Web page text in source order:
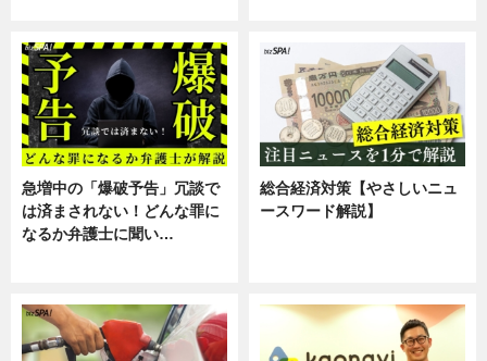
急増中の「爆破予告」冗談で
は済まされない！どんな罪に
なるか弁護士に聞い…
総合経済対策【やさしいニュ
ースワード解説】